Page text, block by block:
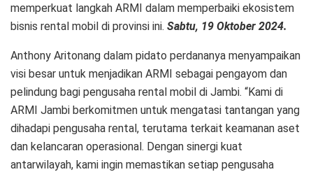
memperkuat langkah ARMI dalam memperbaiki ekosistem
bisnis rental mobil di provinsi ini. Sabtu, 19 Oktober 2024.
Anthony Aritonang dalam pidato perdananya menyampaikan
visi besar untuk menjadikan ARMI sebagai pengayom dan
pelindung bagi pengusaha rental mobil di Jambi. “Kami di
ARMI Jambi berkomitmen untuk mengatasi tantangan yang
dihadapi pengusaha rental, terutama terkait keamanan aset
dan kelancaran operasional. Dengan sinergi kuat
antarwilayah, kami ingin memastikan setiap pengusaha